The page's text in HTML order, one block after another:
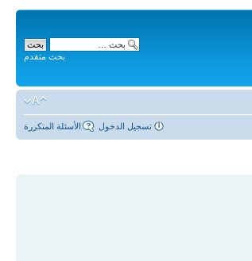
بحث متقدم
الأسئلة المتكررة تسجيل الدخول